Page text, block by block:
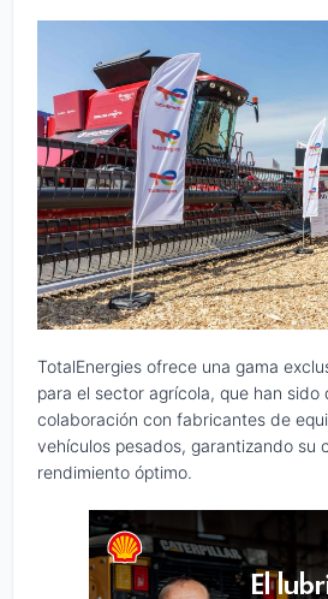
TotalEnergies ofrece una gama
para el sector agrícola, que han sido
colaboración con fabricantes de
vehículos pesados, garantizando su
rendimiento óptimo.